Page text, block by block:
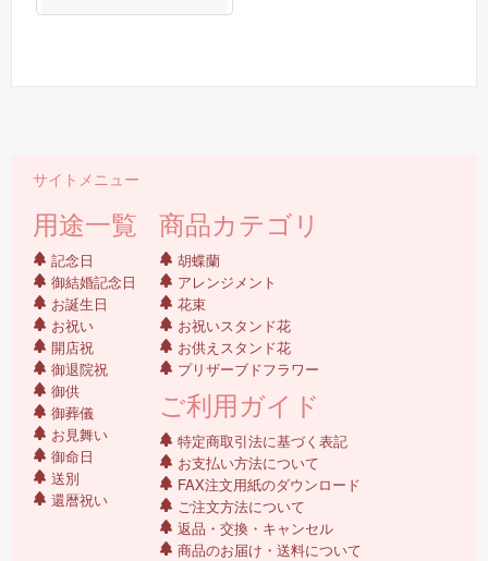
サイトメニュー
用途一覧
記念日
御結婚記念日
お誕生日
お祝い
開店祝
御退院祝
御供
御葬儀
お見舞い
御命日
送別
還暦祝い
商品カテゴリ
胡蝶蘭
アレンジメント
花束
お祝いスタンド花
お供えスタンド花
プリザーブドフラワー
ご利用ガイド
特定商取引法に基づく表記
お支払い方法について
FAX注文用紙のダウンロード
ご注文方法について
返品・交換・キャンセル
商品のお届け・送料について